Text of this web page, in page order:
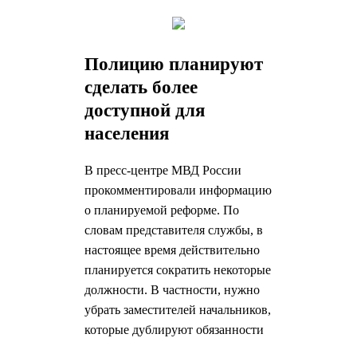
Полицию планируют
сделать более
доступной для
населения
В пресс-центре МВД России
прокомментировали информацию
о планируемой реформе. По
словам представителя службы, в
настоящее время действительно
планируется сократить некоторые
должности. В частности, нужно
убрать заместителей начальников,
которые дублируют обязанности